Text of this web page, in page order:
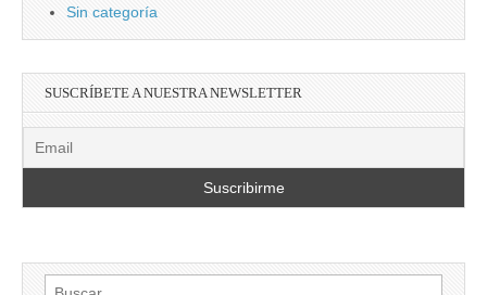
Sin categoría
SUSCRÍBETE A NUESTRA NEWSLETTER
Buscar: